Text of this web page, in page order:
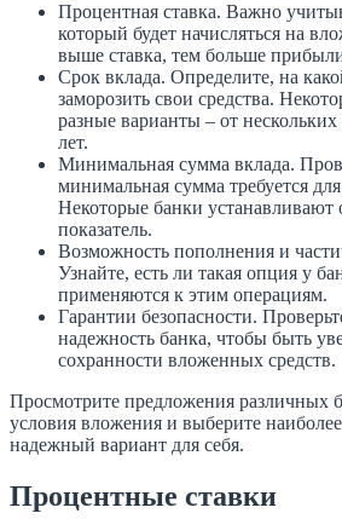
Процентная ставка. Важно
который будет начисляться на
выше ставка, тем больше
Срок вклада. Определите, на
заморозить свои средства.
разные варианты – от
лет.
Минимальная сумма вклада.
минимальная сумма требуется
Некоторые банки устанавливают
показатель.
Возможность пополнения и
Узнайте, есть ли такая опция у
применяются к этим операциям.
Гарантии безопасности.
надежность банка, чтобы быть
сохранности вложенных средств.
Просмотрите предложения различных
условия вложения и выберите
надежный вариант для себя.
Процентные ставки